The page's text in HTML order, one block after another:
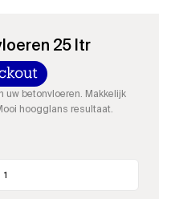
25 ltr
uw betonvloeren. Makkelijk
hoogglans resultaat.
voor